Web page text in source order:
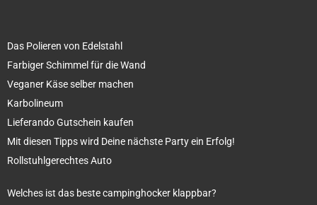
Das Polieren von Edelstahl
Farbiger Schimmel für die Wand
Veganer Käse selber machen
Karbolineum
Lieferando Gutschein kaufen
Mit diesen Tipps wird Deine nächste Party ein Erfolg!
Rollstuhlgerechtes Auto
Welches ist das beste campinghocker klappbar?